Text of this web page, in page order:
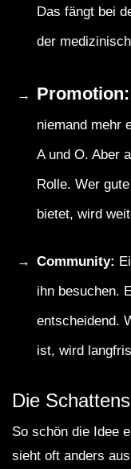
Das fängt bei
der
Promotion:
niemand mehr
A und O. Aber
Rolle. Wer
bietet, wird
Community:
ihn besuchen.
entscheidend.
ist, wird
Die
So schön die Idee
sieht oft anders